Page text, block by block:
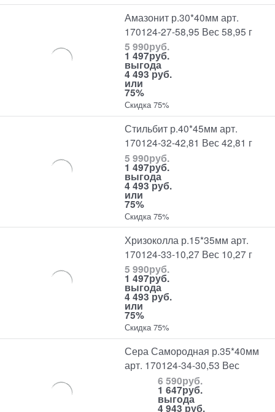
Амазонит р.30*40мм арт.
170124-27-58,95 Вес 58,95 г
5 990руб.
1 497руб.
выгода
4 493 руб.
или
75%
Скидка 75%
Стильбит р.40*45мм арт.
170124-32-42,81 Вес 42,81 г
5 990руб.
1 497руб.
выгода
4 493 руб.
или
75%
Скидка 75%
Хризоколла р.15*35мм арт.
170124-33-10,27 Вес 10,27 г
5 990руб.
1 497руб.
выгода
4 493 руб.
или
75%
Скидка 75%
Сера Самородная р.35*40мм
арт. 170124-34-30,53 Вес
6 590руб.
1 647руб.
выгода
4 943 руб.